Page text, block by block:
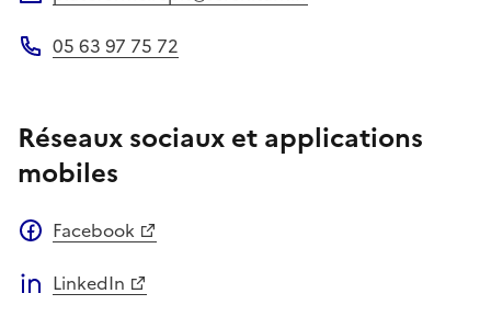
05 63 97 75 72
Réseaux sociaux et applications
mobiles
Facebook
LinkedIn